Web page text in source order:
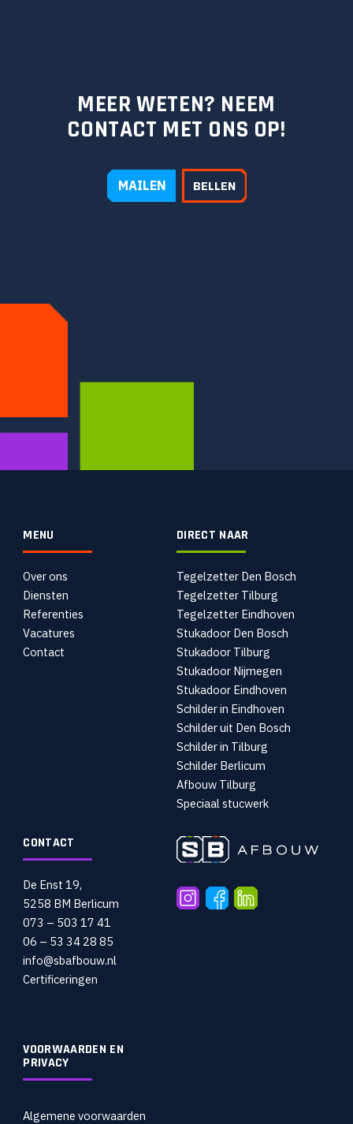
MEER WETEN? NEEM
CONTACT MET ONS OP!
MAILEN BELLEN
MENU
Over ons
Diensten
Referenties
Vacatures
Contact
DIRECT NAAR
Tegelzetter Den Bosch
Tegelzetter Tilburg
Tegelzetter Eindhoven
Stukadoor Den Bosch
Stukadoor Tilburg
Stukadoor Nijmegen
Stukadoor Eindhoven
Schilder in Eindhoven
Schilder uit Den Bosch
Schilder in Tilburg
Schilder Berlicum
Afbouw Tilburg
Speciaal stucwerk
CONTACT
De Enst 19,
5258 BM Berlicum
073 – 503 17 41
06 – 53 34 28 85
info@sbafbouw.nl
Certificeringen
VOORWAARDEN EN
PRIVACY
Algemene voorwaarden